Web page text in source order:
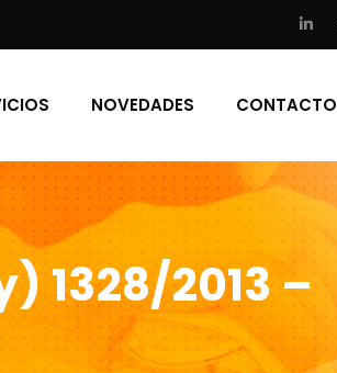
NOVEDADES CONTACTO
1328/2013 –